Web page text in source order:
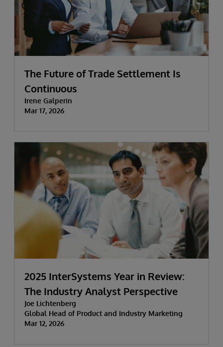
The Future of Trade Settlement Is
Continuous
Irene Galperin
Mar 17, 2026
2025 InterSystems Year in Review:
The Industry Analyst Perspective
Joe Lichtenberg
Global Head of Product and Industry Marketing
Mar 12, 2026